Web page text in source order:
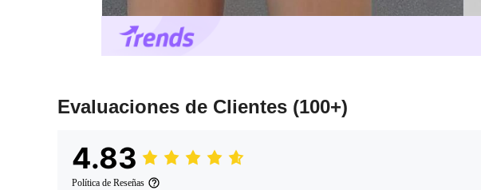
Evaluaciones de Clientes (100+)
4.83
Política de Reseñas